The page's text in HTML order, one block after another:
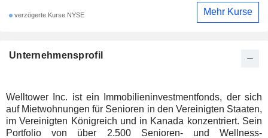
Unternehmensprofil
Welltower Inc. ist ein Immobilieninvestmentfonds, der sich
auf Mietwohnungen für Senioren in den Vereinigten Staaten,
im Vereinigten Königreich und in Kanada konzentriert. Sein
Portfolio von über 2.500 Senioren- und Wellness-
verzögerte Kurse NYSE Mehr Kurse